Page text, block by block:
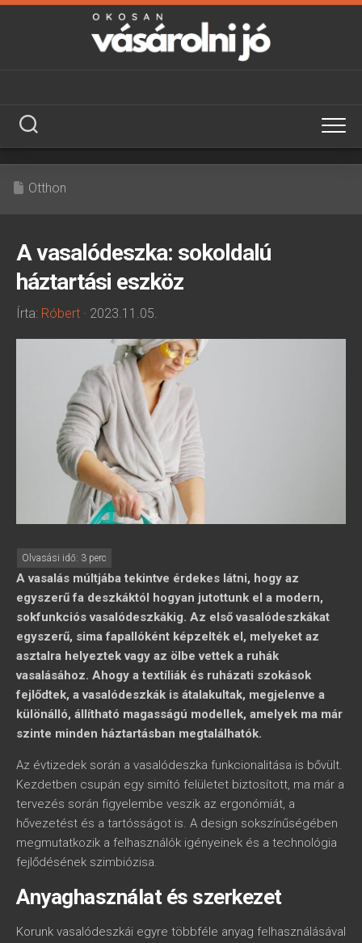
Skip
Otthon
A vasalódeszka: sokoldalú
háztartási eszköz
Írta: Róbert · 2023.11.05.
A vasalás múltjába tekintve érdekes látni, hogy az
egyszerű fa deszkáktól hogyan jutottunk el a modern,
sokfunkciós vasalódeszkákig. Az első vasalódeszkákat
egyszerű, sima fapallóként képzelték el, melyeket az
asztalra helyeztek vagy az ölbe vettek a ruhák
vasalásához. Ahogy a textíliák és ruházati szokások
fejlődtek, a vasalódeszkák is átalakultak, megjelenve a
különálló, állítható magasságú modellek, amelyek ma már
szinte minden háztartásban megtalálhatók.
Az évtizedek során a vasalódeszka funkcionalitása is bővült.
Kezdetben csupán egy simító felületet biztosított, ma már a
tervezés során figyelembe veszik az ergonómiát, a
hővezetést és a tartósságot is. A design sokszínűségében
megmutatkozik a felhasználók igényeinek és a technológia
fejlődésének szimbiózisa.
Anyaghasználat és szerkezet
Korunk vasalódeszkái egyre többféle anyag felhasználásával